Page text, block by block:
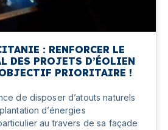
: RENFORCER LE
DES PROJETS D’ÉOLIEN
PRIORITAIRE !
de disposer d’atouts naturels
d’énergies
au travers de sa façade